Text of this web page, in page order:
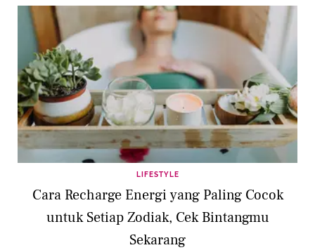
LIFESTYLE
Cara Recharge Energi yang Paling Cocok
untuk Setiap Zodiak, Cek Bintangmu
Sekarang